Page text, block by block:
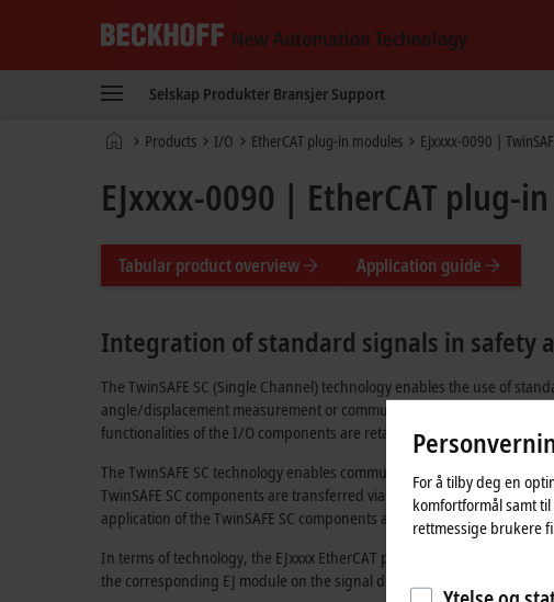
New
Technology
Selskap Produkter Bransjer Support
HjemmesideProducts I/O EtherCAT plug-in modules EJxxxx-0090 |
EJxxxx-0090 | EtherCAT plug-in
Tabular product overview Application guide
Integration of standard signals in safety
The TwinSAFE SC (Single Channel) technology enables the use of
angle/displacement measurement or communication (4…20 mA,
functionalities of the I/O components are retained.
The TwinSAFE SC technology enables communication via a
TwinSAFE SC components are transferred via a TwinSAFE protocol to
application of the TwinSAFE SC components and the respective
In terms of technology, the EJxxxx EtherCAT plug-in modules are
the corresponding EJ module on the signal distribution board is used
For å tilby deg en
komfortformål samt
rettmessige brukere